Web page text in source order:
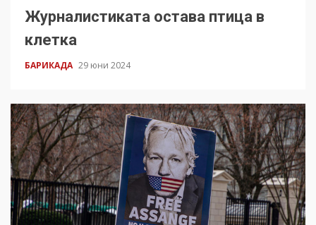
Журналистиката остава птица в
клетка
БАРИКАДА 29 юни 2024